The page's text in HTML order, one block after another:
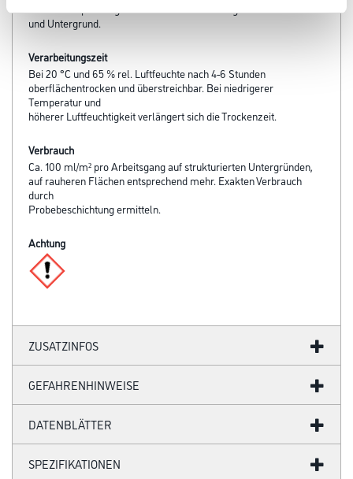
und Untergrund.
Verarbeitungszeit
Bei 20 °C und 65 % rel. Luftfeuchte nach 4-6 Stunden
oberflächentrocken und überstreichbar. Bei niedrigerer
Temperatur und
höherer Luftfeuchtigkeit verlängert sich die Trockenzeit.
Verbrauch
Ca. 100 ml/m² pro Arbeitsgang auf strukturierten Untergründen,
auf rauheren Flächen entsprechend mehr. Exakten Verbrauch
durch
Probebeschichtung ermitteln.
Achtung
ZUSATZINFOS
GEFAHRENHINWEISE
DATENBLÄTTER
SPEZIFIKATIONEN